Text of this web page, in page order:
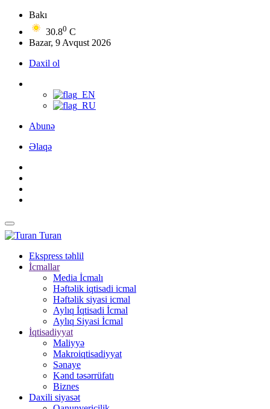
Bakı
30.80 C
Bazar, 9 Avqust 2026
Daxil ol
Abunə
Əlaqə
Turan
Ekspress təhlil
İcmallar
Media İcmalı
Həftəlik iqtisadi icmal
Həftəlik siyasi icmal
Aylıq İqtisadi İcmal
Aylıq Siyasi İcmal
İqtisadiyyat
Maliyyə
Makroiqtisadiyyat
Sənaye
Kənd təsərrüfatı
Biznes
Daxili siyasət